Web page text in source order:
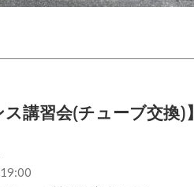
ス講習会(チューブ交換)】